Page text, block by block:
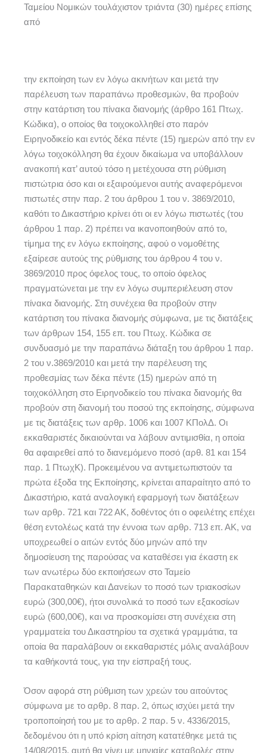
Ταμείου Νομικών τουλάχιστον τριάντα (30) ημέρες επίσης
από
την εκποίηση των εν λόγω ακινήτων και μετά την
παρέλευση των παραπάνω προθεσμιών, θα προβούν
στην κατάρτιση του πίνακα διανομής (άρθρο 161 Πτωχ.
Κώδικα), ο οποίος θα τοιχοκολληθεί στο παρόν
Ειρηνοδικείο και εντός δέκα πέντε (15) ημερών από την εν
λόγω τοιχοκόλληση θα έχουν δικαίωμα να υποβάλλουν
ανακοπή κατ’ αυτού τόσο η μετέχουσα στη ρύθμιση
πιστώτρια όσο και οι εξαιρούμενοι αυτής αναφερόμενοι
πιστωτές στην παρ. 2 του άρθρου 1 του ν. 3869/2010,
καθότι το Δικαστήριο κρίνει ότι οι εν λόγω πιστωτές (του
άρθρου 1 παρ. 2) πρέπει να ικανοποιηθούν από το,
τίμημα της εν λόγω εκποίησης, αφού ο νομοθέτης
εξαίρεσε αυτούς της ρύθμισης του άρθρου 4 του ν.
3869/2010 προς όφελος τους, το οποίο όφελος
πραγματώνεται με την εν λόγω συμπεριέλευση στον
πίνακα διανομής. Στη συνέχεια θα προβούν στην
κατάρτιση του πίνακα διανομής σύμφωνα, με τις διατάξεις
των άρθρων 154, 155 επ. του Πτωχ. Κώδικα σε
συνδυασμό με την παραπάνω διάταξη του άρθρου 1 παρ.
2 του ν.3869/2010 και μετά την παρέλευση της
προθεσμίας των δέκα πέντε (15) ημερών από τη
τοιχοκόλληση στο Ειρηνοδικείο του πίνακα διανομής θα
προβούν στη διανομή του ποσού της εκποίησης, σύμφωνα
με τις διατάξεις των αρθρ. 1006 και 1007 ΚΠολΔ. Οι
εκκαθαριστές δικαιούνται να λάβουν αντιμισθία, η οποία
θα αφαιρεθεί από το διανεμόμενο ποσό (αρθ. 81 και 154
παρ. 1 ΠτωχΚ). Προκειμένου να αντιμετωπιστούν τα
πρώτα έξοδα της Εκποίησης, κρίνεται απαραίτητο από το
Δικαστήριο, κατά αναλογική εφαρμογή των διατάξεων
των αρθρ. 721 και 722 ΑΚ, δοθέντος ότι ο οφειλέτης επέχει
θέση εντολέως κατά την έννοια των αρθρ. 713 επ. ΑΚ, να
υποχρεωθεί ο αιτών εντός δύο μηνών από την
δημοσίευση της παρούσας να καταθέσει για έκαστη εκ
των ανωτέρω δύο εκποιήσεων στο Ταμείο
Παρακαταθηκών και Δανείων το ποσό των τριακοσίων
ευρώ (300,00€), ήτοι συνολικά το ποσό των εξακοσίων
ευρώ (600,00€), και να προσκομίσει στη συνέχεια στη
γραμματεία του Δικαστηρίου τα σχετικά γραμμάτια, τα
οποία θα παραλάβουν οι εκκαθαριστές μόλις αναλάβουν
τα καθήκοντά τους, για την είσπραξή τους.
Όσον αφορά στη ρύθμιση των χρεών του αιτούντος
σύμφωνα με το αρθρ. 8 παρ. 2, όπως ισχύει μετά την
τροποποίησή του με το αρθρ. 2 παρ. 5 ν. 4336/2015,
δεδομένου ότι η υπό κρίση αίτηση κατατέθηκε μετά τις
14/08/2015, αυτή θα γίνει με μηνιαίες καταβολές στην